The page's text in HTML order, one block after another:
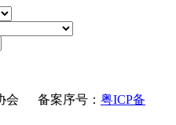
会 备案序号： 粤ICP备